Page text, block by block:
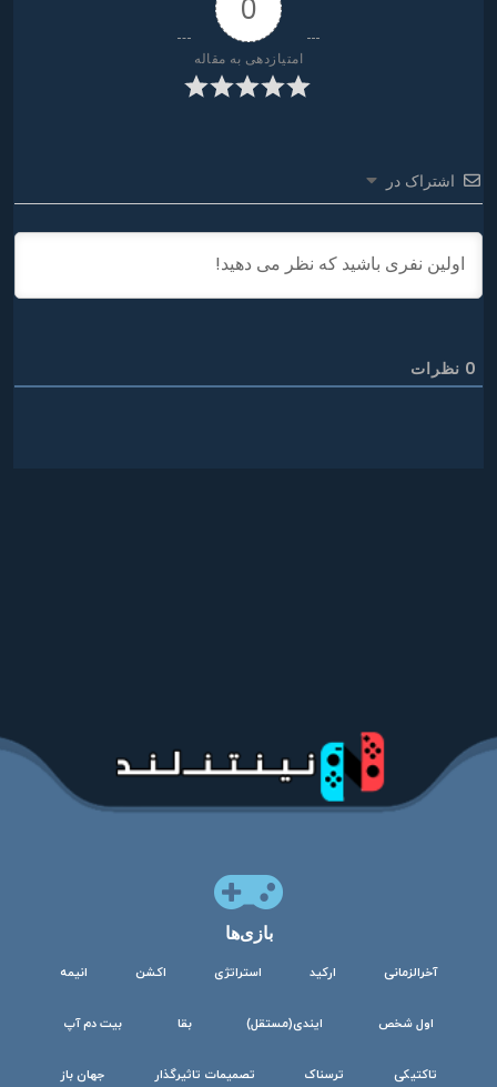
0
امتیازدهی به مقاله
اشتراک در
0 نظرات
بازی‌ها
آخرالزمانی ارکید استراتژی اکشن انیمه
اول شخص ایندی(مستقل) بقا بیت دم آپ
تاکتیکی ترسناک تصمیمات تاثیرگذار جهان باز